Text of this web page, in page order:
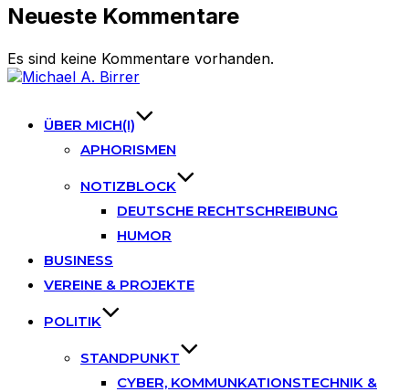
Neueste Kommentare
Es sind keine Kommentare vorhanden.
Skip
ÜBER MICH(I)
APHORISMEN
NOTIZBLOCK
DEUTSCHE RECHTSCHREIBUNG
HUMOR
BUSINESS
VEREINE & PROJEKTE
POLITIK
STANDPUNKT
CYBER, KOMMUNKATIONSTECHNIK &